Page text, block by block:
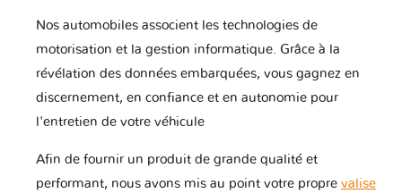
Nos automobiles associent les technologies de
motorisation et la gestion informatique. Grâce à la
révélation des données embarquées, vous gagnez en
discernement, en confiance et en autonomie pour
l'entretien de votre véhicule
Afin de fournir un produit de grande qualité et
performant, nous avons mis au point votre propre valise